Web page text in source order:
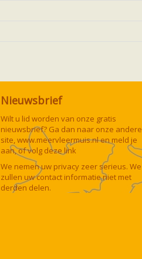
Nieuwsbrief
Wilt u lid worden van onze gratis
nieuwsbrief? Ga dan naar onze andere
site,www.meervleermuis.nlen meld je
aan, of volg dezelink
We nemen uw privacy zeer serieus. We
zullen uw contact informatie niet met
derden delen.